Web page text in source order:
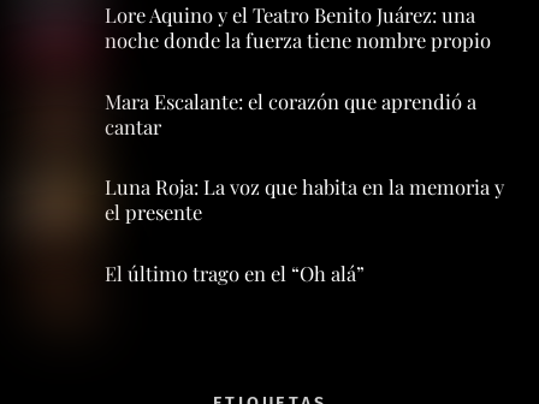
Lore Aquino y el Teatro Benito Juárez: una
noche donde la fuerza tiene nombre propio
Mara Escalante: el corazón que aprendió a
cantar
Luna Roja: La voz que habita en la memoria y
el presente
El último trago en el “Oh alá”